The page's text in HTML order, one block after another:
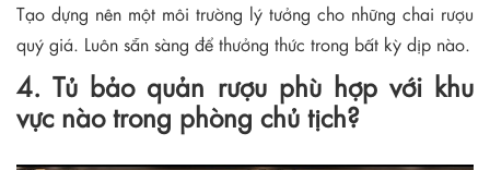
Tạo dựng nên một môi trường lý tưởng cho những chai rượu
quý giá. Luôn sẵn sàng để thưởng thức trong bất kỳ dịp nào.
4. Tủ bảo quản rượu phù hợp với khu
vực nào trong phòng chủ tịch?